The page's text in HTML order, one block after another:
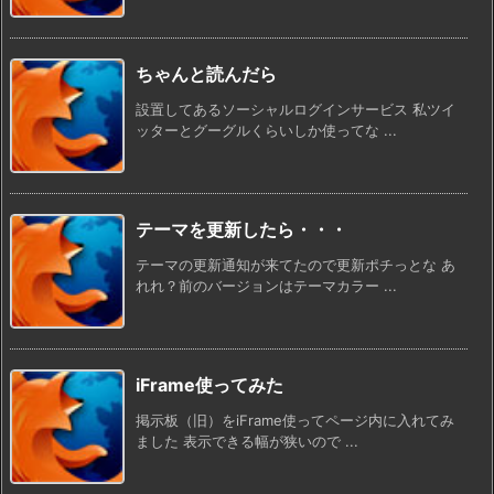
ちゃんと読んだら
設置してあるソーシャルログインサービス 私ツイ
ッターとグーグルくらいしか使ってな ...
テーマを更新したら・・・
テーマの更新通知が来てたので更新ポチっとな あ
れれ？前のバージョンはテーマカラー ...
iFrame使ってみた
掲示板（旧）をiFrame使ってページ内に入れてみ
ました 表示できる幅が狭いので ...